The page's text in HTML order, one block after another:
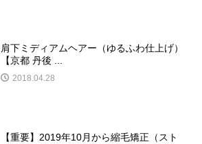
肩下ミディアムヘアー（ゆるふわ仕上げ）
【京都 丹後 ...
2018.04.28
【重要】2019年10月から縮毛矯正（スト